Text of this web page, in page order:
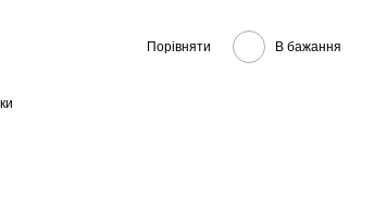
Порівняти В бажання